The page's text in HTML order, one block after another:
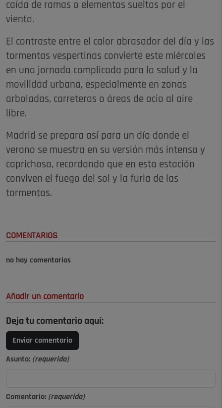
caída de ramas o elementos sueltos por el
viento.
El contraste entre el calor abrasador del día y las
tormentas vespertinas convierte este miércoles
en una jornada complicada para la salud y la
movilidad urbana, especialmente en zonas
arboladas, carreteras o áreas de ocio al aire
libre.
Madrid se prepara así para un día donde el
verano se muestra en su versión más intensa y
caprichosa, recordando que en esta estación
conviven el fuego del sol y la furia de las
tormentas.
COMENTARIOS
no hay comentarios
Añadir un comentario
Deja tu comentario aquí:
Enviar comentario
Asunto: (requerido)
Comentario: (requerido)